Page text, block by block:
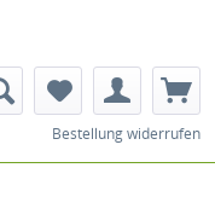
Bestellung widerrufen